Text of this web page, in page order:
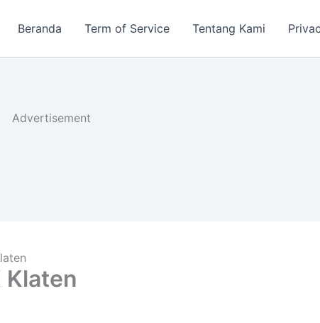
Beranda Term of Service Tentang Kami
Advertisement
Klaten